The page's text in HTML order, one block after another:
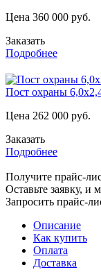
Цена 360 000 руб.
Заказать
Подробнее
Пост охраны
Цена 262 000 руб.
Заказать
Подробнее
Получите прайс-
Оставьте заявку,
Запросить прайс-
Описание
Как купить
Оплата
Доставка